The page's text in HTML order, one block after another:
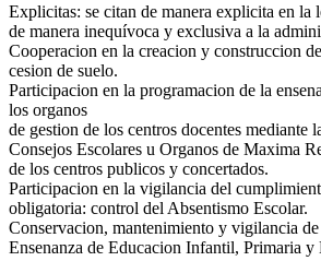
Explicitas: se citan de manera explicita en la
de manera inequívoca y exclusiva a la
Cooperacion en la creacion y construccion
cesion de suelo.
Participacion en la programacion de la
los organos
de gestion de los centros docentes mediante
Consejos Escolares u Organos de Maxima
de los centros publicos y concertados.
Participacion en la vigilancia del
obligatoria: control del Absentismo Escolar.
Conservacion, mantenimiento y vigilancia
Ensenanza de Educacion Infantil, Primaria y